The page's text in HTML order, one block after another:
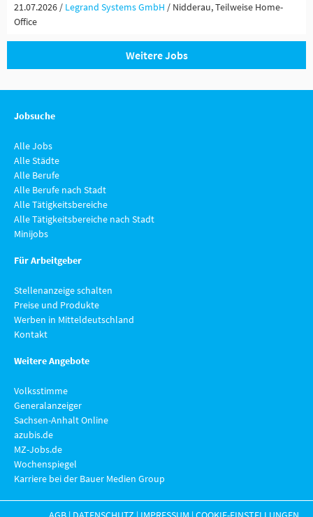
21.07.2026 / Legrand Systems GmbH / Nidderau, Teilweise Home-
Office
Weitere Jobs
Jobsuche
Alle Jobs
Alle Städte
Alle Berufe
Alle Berufe nach Stadt
Alle Tätigkeitsbereiche
Alle Tätigkeitsbereiche nach Stadt
Minijobs
Für Arbeitgeber
Stellenanzeige schalten
Preise und Produkte
Werben in Mitteldeutschland
Kontakt
Weitere Angebote
Volksstimme
Generalanzeiger
Sachsen-Anhalt Online
azubis.de
MZ-Jobs.de
Wochenspiegel
Karriere bei der Bauer Medien Group